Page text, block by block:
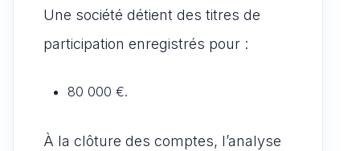
Une société détient des titres de
participation enregistrés pour :
80 000 €.
À la clôture des comptes, l’analyse